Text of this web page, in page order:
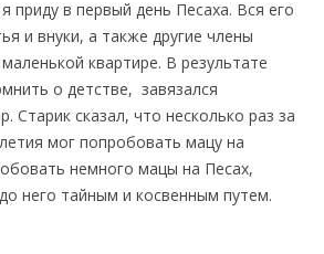
приду в первый день Песаха. Вся его
и внуки, а также другие члены
квартире. В результате
о детстве, завязался
Старик сказал, что несколько раз за
мог попробовать мацу на
немного мацы на Песах,
него тайным и косвенным путем.